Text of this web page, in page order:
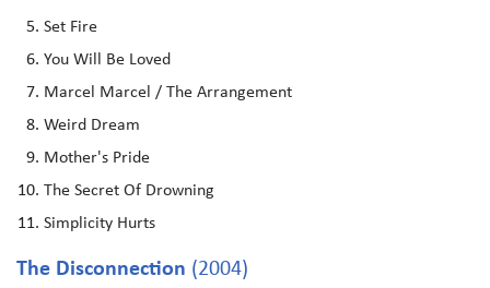
Set Fire
You Will Be Loved
Marcel Marcel / The Arrangement
Weird Dream
Mother's Pride
The Secret Of Drowning
Simplicity Hurts
The Disconnection (2004)